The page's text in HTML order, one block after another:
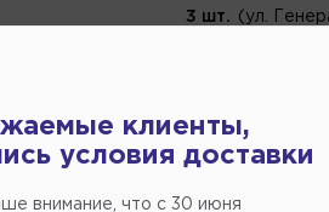
3 шт. (ул.
Датчик уровня
клиенты,
условия доставки
внимание, что c 30 июня